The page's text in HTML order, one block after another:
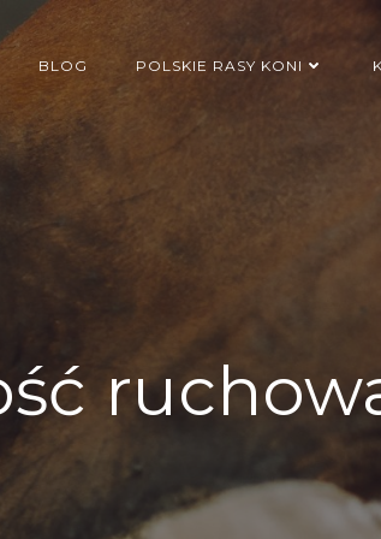
BLOG POLSKIE RASY KONI